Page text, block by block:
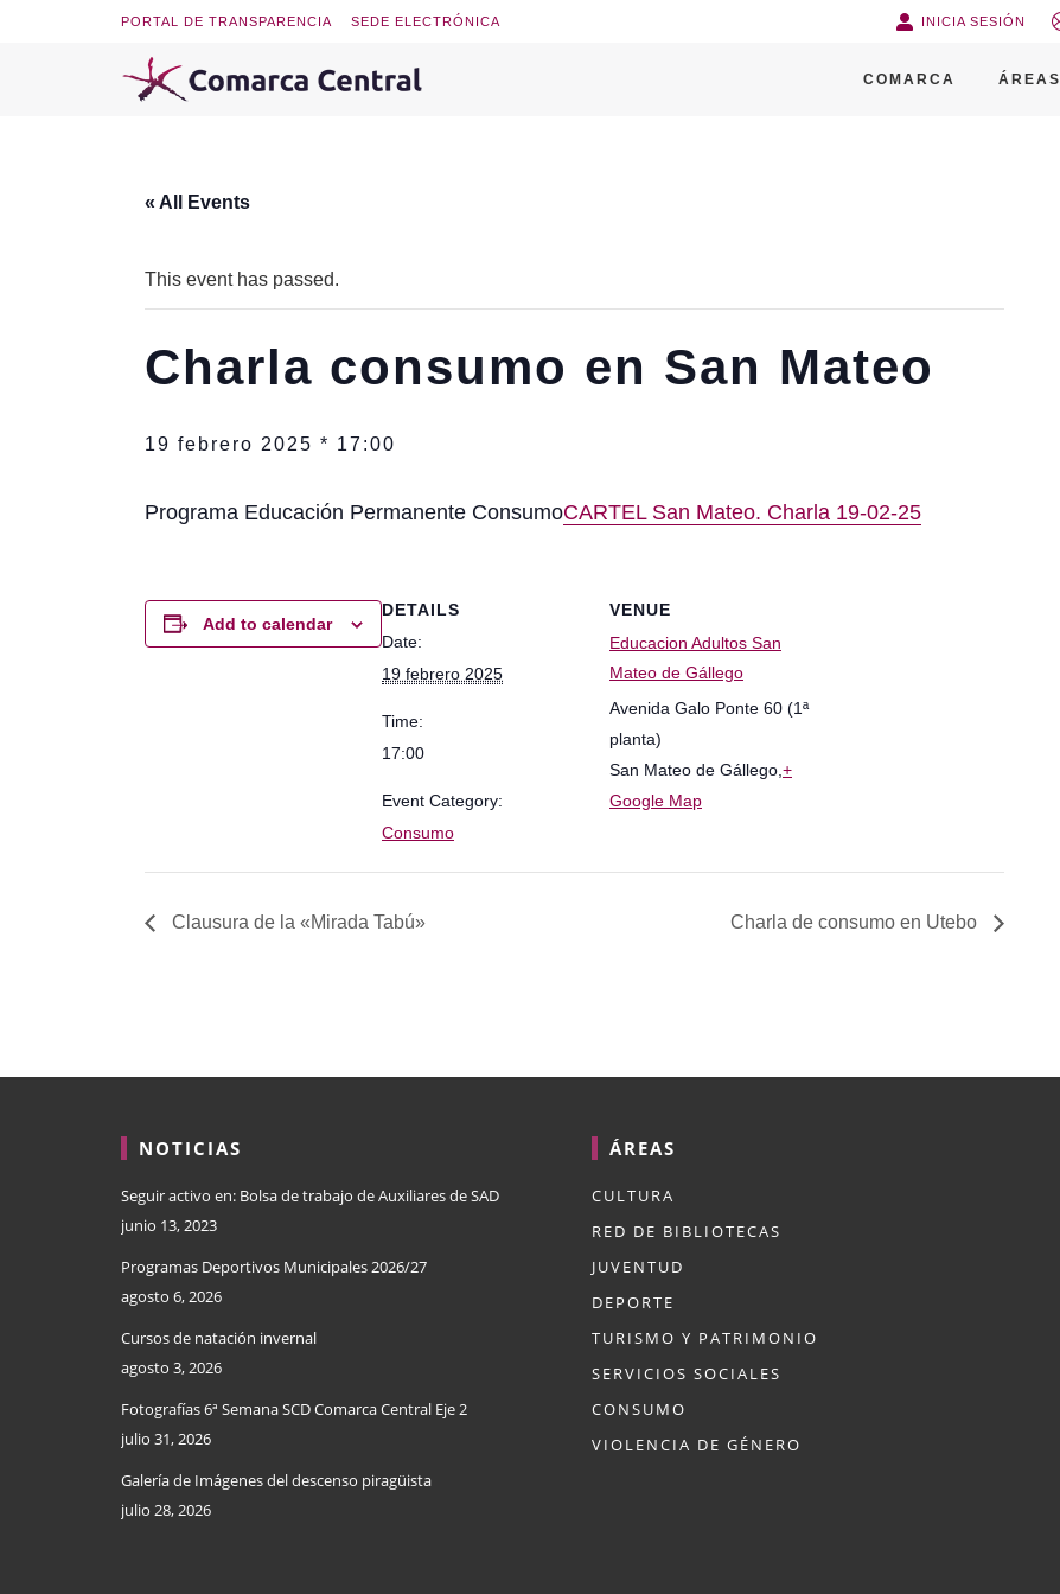
PORTAL DE TRANSPARENCIA SEDE ELECTRÓNICA INICIA SESIÓN
COMARCA ÁREAS
« All Events
This event has passed.
Charla consumo en San Mateo
19 febrero 2025 * 17:00
Programa Educación Permanente ConsumoCARTEL San Mateo. Charla 19-02-25
Add to calendar
DETAILS
Date:
19 febrero 2025
Time:
17:00
Event Category:
Consumo
VENUE
Educacion Adultos San
Mateo de Gállego
Avenida Galo Ponte 60 (1ª
planta)
San Mateo de Gállego +
Google Map
Clausura de la «Mirada Tabú» Charla de consumo en Utebo
NOTICIAS
Seguir activo en: Bolsa de trabajo de Auxiliares de SAD
junio 13, 2023
Programas Deportivos Municipales 2026/27
agosto 6, 2026
Cursos de natación invernal
agosto 3, 2026
Fotografías 6ª Semana SCD Comarca Central Eje 2
julio 31, 2026
Galería de Imágenes del descenso piragüista
julio 28, 2026
ÁREAS
CULTURA
RED DE BIBLIOTECAS
JUVENTUD
DEPORTE
TURISMO Y PATRIMONIO
SERVICIOS SOCIALES
CONSUMO
VIOLENCIA DE GÉNERO